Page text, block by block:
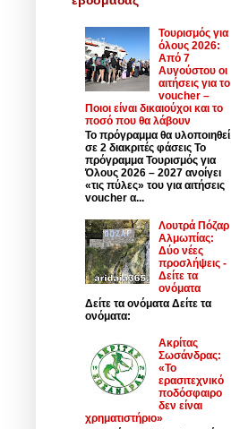
Τουρισμός για
όλους 2026:
Από 7
Αυγούστου οι
αιτήσεις για το
voucher –
Ποιοι είναι δικαιούχοι και το
ποσό που θα λάβουν
Το πρόγραμμα θα υλοποιηθεί
σε 2 διακριτές φάσεις Το
πρόγραμμα Τουρισμός για
Όλους 2026 – 2027 ανοίγει
«τις πύλες» του για αιτήσεις
voucher α...
Λουτρά Πόζαρ
Αλμωπίας:
Δύο νέες
προσλήψεις -
Δείτε τα
ονόματα
Δείτε τα ονόματα Δείτε τα
ονόματα:
Ακρίτας
Σωσάνδρας:
«Το
ερασιτεχνικό
ποδόσφαιρο
δεν είναι
χρηματιστήριο»